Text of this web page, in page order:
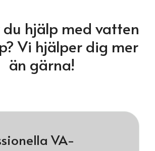
du hjälp med vatten
Vi hjälper dig mer
än gärna!
VA-